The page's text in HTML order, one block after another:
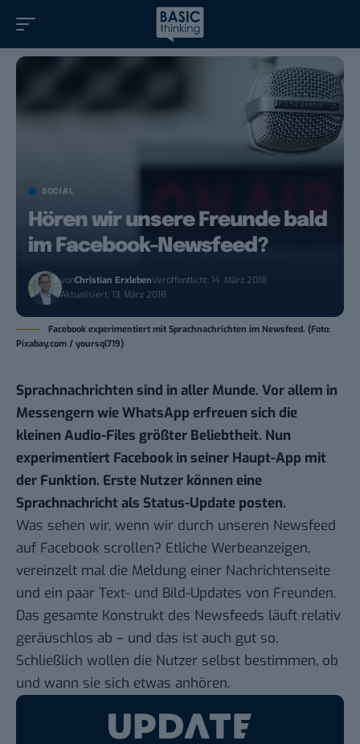
SOCIAL
Hören wir unsere Freunde bald
im Facebook-Newsfeed?
vonChristian ErxlebenVeröffentlicht: 14. März 2018
Aktualisiert: 13. März 2018
Facebook experimentiert mit Sprachnachrichten im Newsfeed. (Foto:
Pixabay.com / yoursql719)
Sprachnachrichten sind in aller Munde. Vor allem in
Messengern wie WhatsApp erfreuen sich die
kleinen Audio-Files größter Beliebtheit. Nun
experimentiert Facebook in seiner Haupt-App mit
der Funktion. Erste Nutzer können eine
Sprachnachricht als Status-Update posten.
Was sehen wir, wenn wir durch unseren Newsfeed
auf Facebook scrollen? Etliche Werbeanzeigen,
vereinzelt mal die Meldung einer Nachrichtenseite
und ein paar Text- und Bild-Updates von Freunden.
Das gesamte Konstrukt des Newsfeeds läuft relativ
geräuschlos ab – und das ist auch gut so.
Schließlich wollen die Nutzer selbst bestimmen, ob
und wann sie sich etwas anhören.